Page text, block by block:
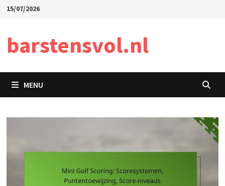
Skip15/07/2026
barstensvol.nl
MENU